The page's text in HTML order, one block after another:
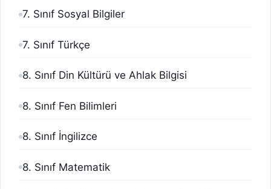
7. Sınıf Sosyal Bilgiler
7. Sınıf Türkçe
8. Sınıf Din Kültürü ve Ahlak Bilgisi
8. Sınıf Fen Bilimleri
8. Sınıf İngilizce
8. Sınıf Matematik